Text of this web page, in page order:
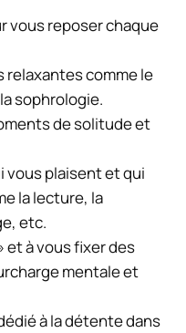
vous reposer chaque
comme le
sophrologie.
de solitude et
vous plaisent et qui
la lecture, la
etc.
et à vous fixer des
mentale et
à la détente dans